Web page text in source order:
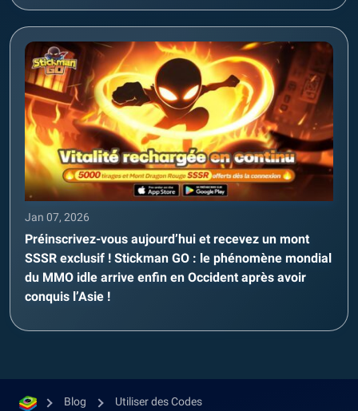
Jan 07, 2026
Préinscrivez-vous aujourd’hui et recevez un mont
SSSR exclusif ! Stickman GO : le phénomène mondial
du MMO idle arrive enfin en Occident après avoir
conquis l’Asie !
Blog Utiliser des Codes